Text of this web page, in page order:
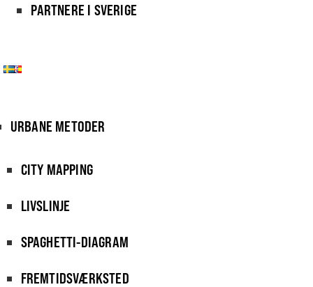
PARTNERE I SVERIGE
URBANE METODER
CITY MAPPING
LIVSLINJE
SPAGHETTI-DIAGRAM
FREMTIDSVÆRKSTED